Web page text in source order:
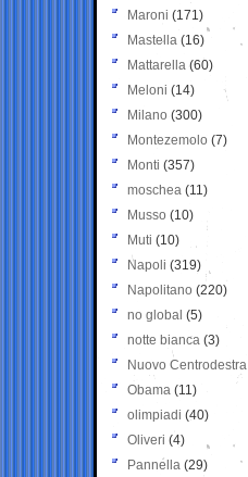
Maroni (171)
Mastella (16)
Mattarella (60)
Meloni (14)
Milano (300)
Montezemolo (7)
Monti (357)
moschea (11)
Musso (10)
Muti (10)
Napoli (319)
Napolitano (220)
no global (5)
notte bianca (3)
Nuovo Centrodestra
Obama (11)
olimpiadi (40)
Oliveri (4)
Pannella (29)